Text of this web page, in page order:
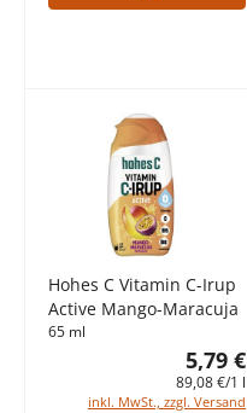
Hohes C Vitamin C-Irup
Active Mango-Maracuja
65 ml
5,79 €
89,08 €/1 l
inkl. MwSt., zzgl. Versand